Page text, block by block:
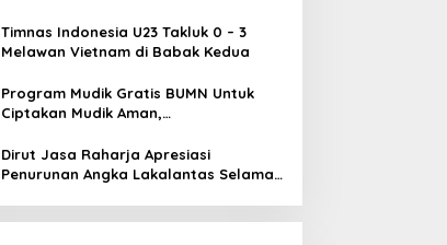
Timnas Indonesia U23 Takluk 0 – 3
Melawan Vietnam di Babak Kedua
Program Mudik Gratis BUMN Untuk
Ciptakan Mudik Aman,
Dirut Jasa Raharja Apresiasi
Penurunan Angka Lakalantas Selama